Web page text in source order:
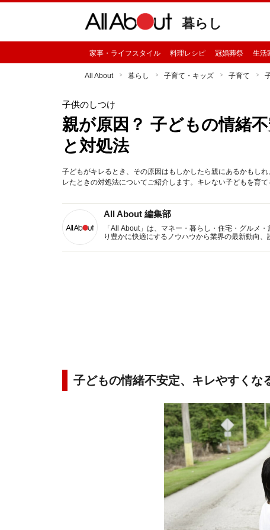
暮らし
家事・ライフスタイル 料理レシピ 冠婚葬祭 生活
All About 暮らし 子育て・キッズ 子育て
子供のしつけ
親が原因？ 子どもの情緒
と対処法
子どもがキレるとき、その原因はもしかしたら親にあるかもし
レたときの対処法についてご紹介します。キレない子どもを育
All About 編集部
「All About」は、マネー・暮らし・住宅・グルメ
り豊かに快適にするノウハウから業界の最新動向
子どもの情緒不安定、キレやすくな